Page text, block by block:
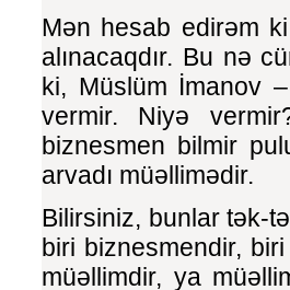
Mən hesab edirəm
alınacaqdır. Bu nə
ki, Müslüm İmanov
vermir. Niyə
biznesmen bilmir
arvadı müəllimədir.
Bilirsiniz, bunlar tək-
biri biznesmendir,
müəllimdir, ya